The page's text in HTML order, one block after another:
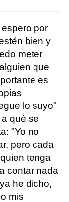
espero por
bien y
meter
que
es
lo suyo"
qué se
"Yo no
pero cada
tenga
contar nada
he dicho,
mis